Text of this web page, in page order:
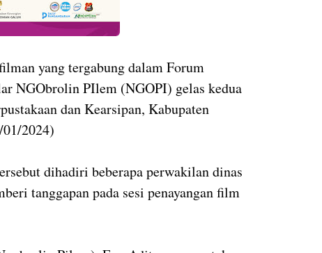
yang tergabung dalam Forum
NGObrolin PIlem (NGOPI) gelas kedua
dan Kearsipan, Kabupaten
2024)
dihadiri beberapa perwakilan dinas
tanggapan pada sesi penayangan film